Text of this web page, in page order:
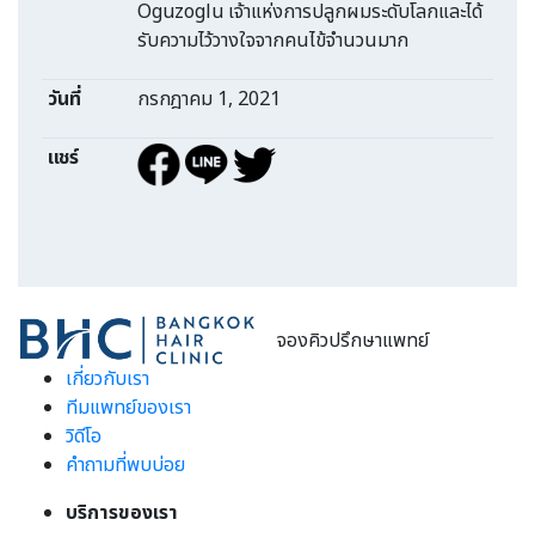
Oguzoglu เจ้าแห่งการปลูกผมระดับโลกและได้
รับความไว้วางใจจากคนไข้จำนวนมาก
วันที่ กรกฎาคม 1, 2021
แชร์
จองคิวปรึกษาแพทย์
เกี่ยวกับเรา
ทีมแพทย์ของเรา
วิดีโอ
คำถามที่พบบ่อย
บริการของเรา